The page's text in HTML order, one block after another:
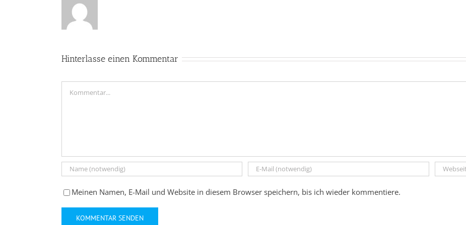
Hinterlasse einen Kommentar
Meinen Namen, E-Mail und Website in diesem Browser speichern, bis ich wieder kommentiere.